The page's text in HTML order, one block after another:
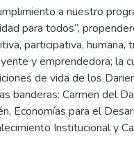
a nuestro
para todos”,
participativa, humana,
y emprendedora; la
de vida de los
banderas: Carmen del
Economías para el
Institucional y